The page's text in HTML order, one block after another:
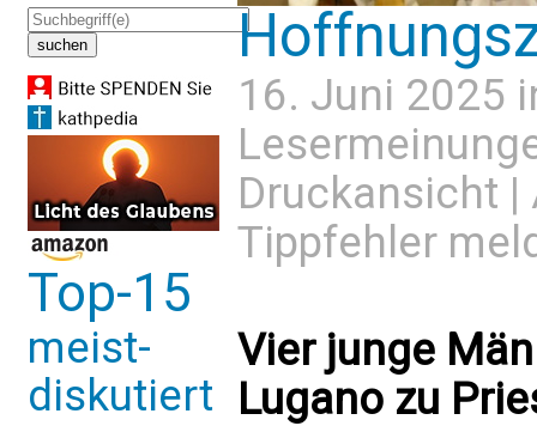
Top-15
meist-
diskutiert
16. Juni 2025
Druckansicht |
Tippfehler
Vier junge
Lugano zu